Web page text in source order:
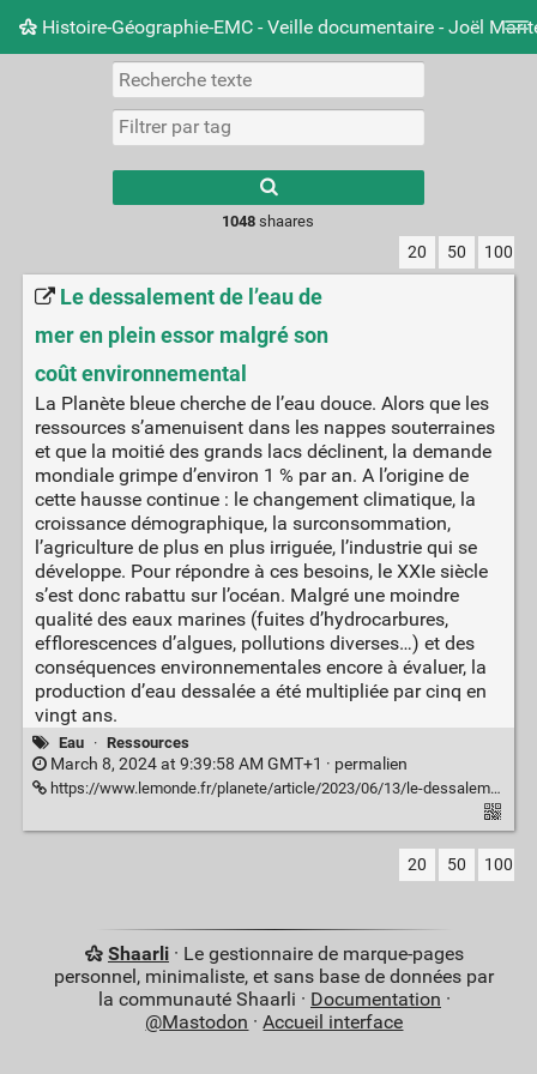
Histoire-Géographie-EMC - Veille documentaire - Joël
Nuage de tags Mur d'images
results.
1048 shaares
20 50 100
Le dessalement de l’eau de
mer en plein essor malgré son
coût environnemental
La Planète bleue cherche de l’eau douce. Alors que les
ressources s’amenuisent dans les nappes souterraines
et que la moitié des grands lacs déclinent, la demande
mondiale grimpe d’environ 1 % par an. A l’origine de
cette hausse continue : le changement climatique, la
croissance démographique, la surconsommation,
l’agriculture de plus en plus irriguée, l’industrie qui se
développe. Pour répondre à ces besoins, le XXIe siècle
s’est donc rabattu sur l’océan. Malgré une moindre
qualité des eaux marines (fuites d’hydrocarbures,
efflorescences d’algues, pollutions diverses…) et des
conséquences environnementales encore à évaluer, la
production d’eau dessalée a été multipliée par cinq en
vingt ans.
Eau · Ressources
March 8, 2024 at 9:39:58 AM GMT+1 · permalien
https://www.lemonde.fr/planete/article/2023/06/13/le-dessalement-de-l-eau-de-mer-en-plein-essor-malgre-son-cout-environnemental_6177369_3244.html
20 50 100
Shaarli· Le gestionnaire de marque-pages
personnel, minimaliste, et sans base de données par
la communauté Shaarli · Documentation ·
@Mastodon ·Accueil interface